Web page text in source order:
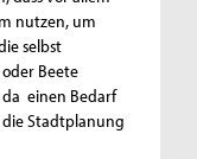
nutzen, um
selbst
Beete
da einen Bedarf
Stadtplanung